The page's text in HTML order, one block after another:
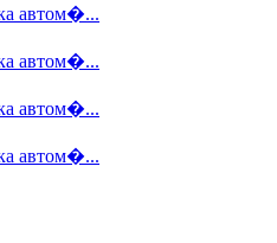
автом�...
автом�...
автом�...
автом�...